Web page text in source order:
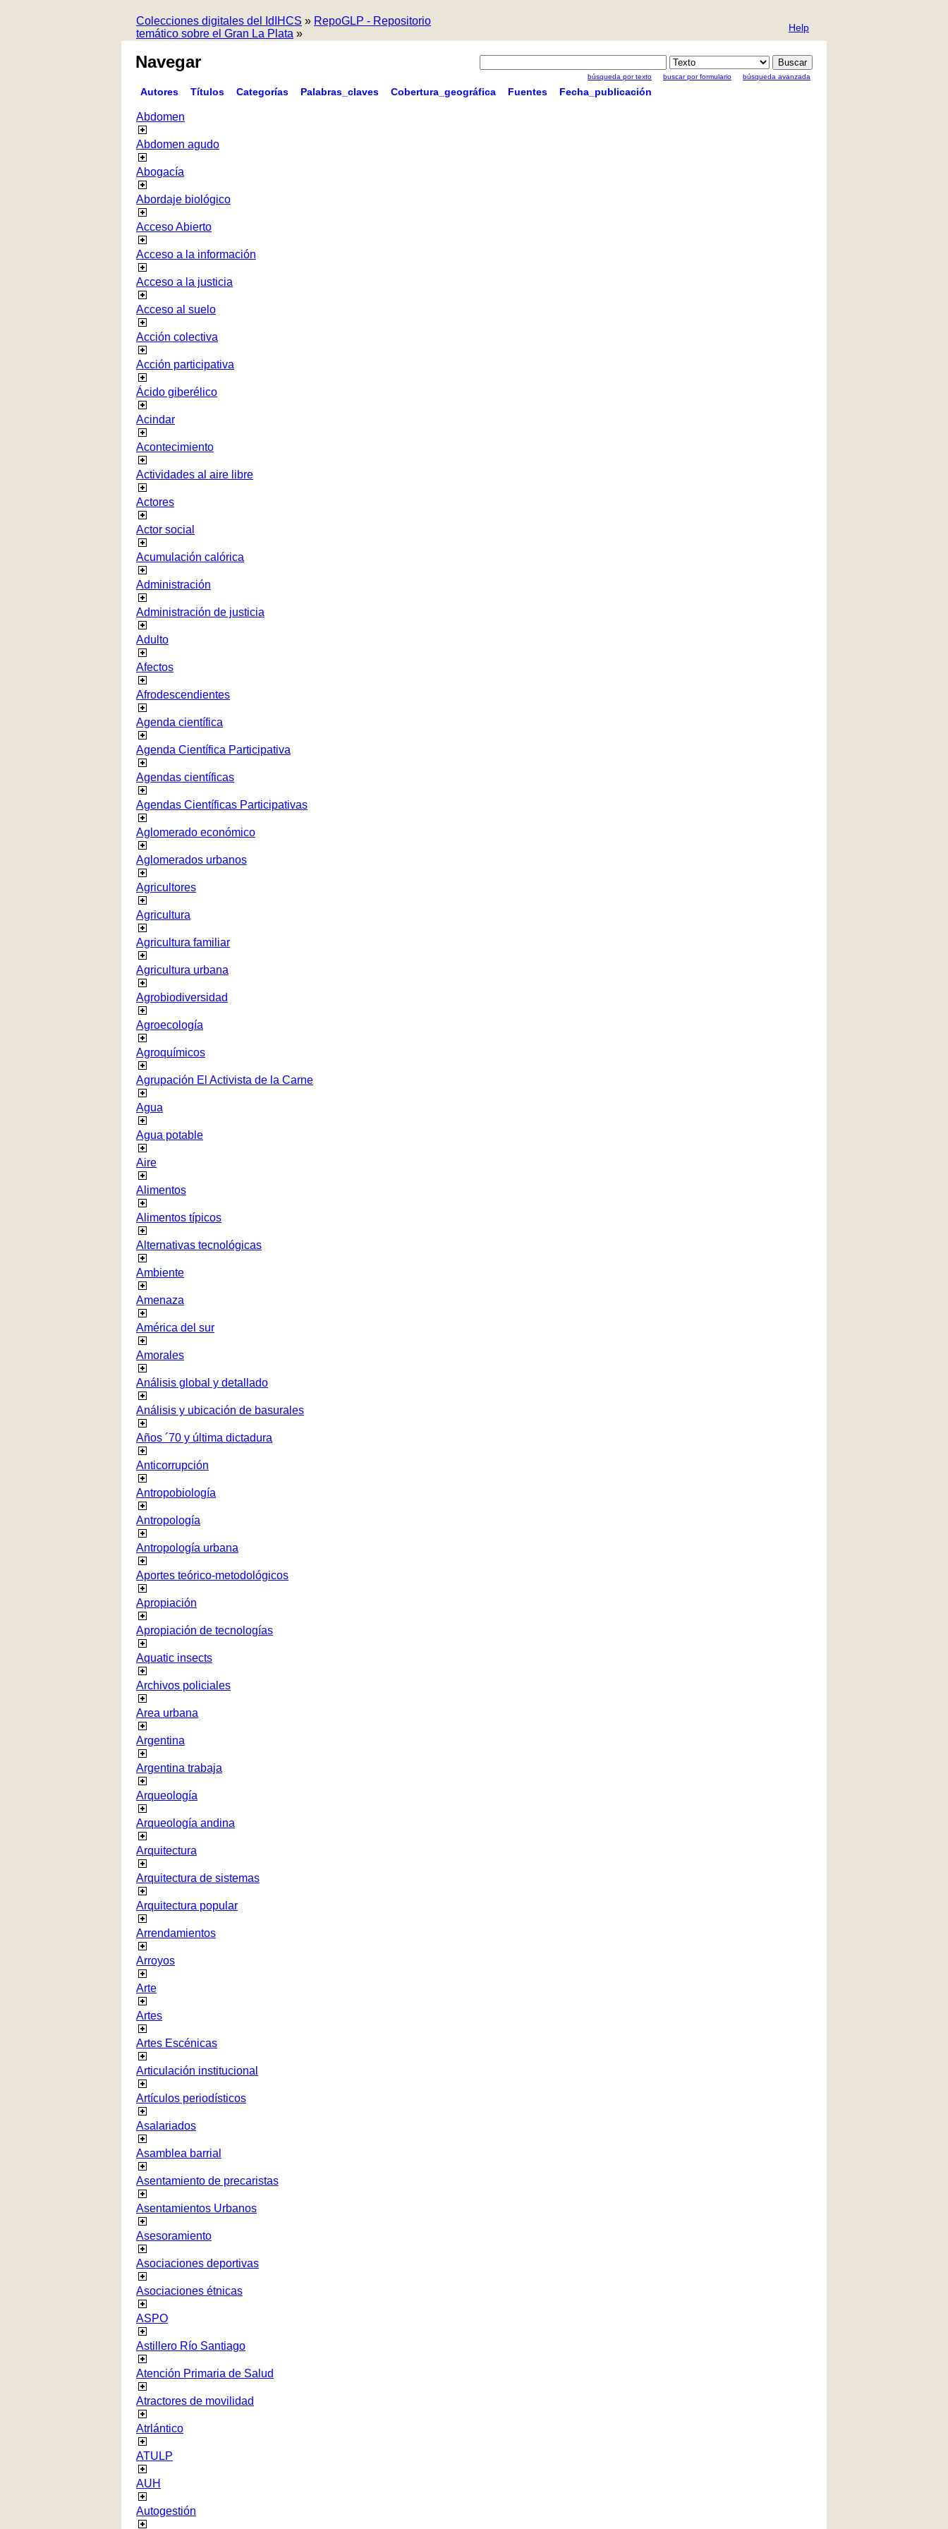
Colecciones digitales del IdIHCS » RepoGLP - Repositorio
temático sobre el Gran La Plata » Help
Navegar
búsqueda por texto buscar por formulario búsqueda avanzada
Autores Títulos Categorías Palabras_claves Cobertura_geográfica Fuentes Fecha_publicación
Abdomen
Abdomen agudo
Abogacía
Abordaje biológico
Acceso Abierto
Acceso a la información
Acceso a la justicia
Acceso al suelo
Acción colectiva
Acción participativa
Ácido giberélico
Acindar
Acontecimiento
Actividades al aire libre
Actores
Actor social
Acumulación calórica
Administración
Administración de justicia
Adulto
Afectos
Afrodescendientes
Agenda científica
Agenda Científica Participativa
Agendas científicas
Agendas Científicas Participativas
Aglomerado económico
Aglomerados urbanos
Agricultores
Agricultura
Agricultura familiar
Agricultura urbana
Agrobiodiversidad
Agroecología
Agroquímicos
Agrupación El Activista de la Carne
Agua
Agua potable
Aire
Alimentos
Alimentos típicos
Alternativas tecnológicas
Ambiente
Amenaza
América del sur
Amorales
Análisis global y detallado
Análisis y ubicación de basurales
Años ´70 y última dictadura
Anticorrupción
Antropobiología
Antropología
Antropología urbana
Aportes teórico-metodológicos
Apropiación
Apropiación de tecnologías
Aquatic insects
Archivos policiales
Area urbana
Argentina
Argentina trabaja
Arqueología
Arqueología andina
Arquitectura
Arquitectura de sistemas
Arquitectura popular
Arrendamientos
Arroyos
Arte
Artes
Artes Escénicas
Articulación institucional
Artículos periodísticos
Asalariados
Asamblea barrial
Asentamiento de precaristas
Asentamientos Urbanos
Asesoramiento
Asociaciones deportivas
Asociaciones étnicas
ASPO
Astillero Río Santiago
Atención Primaria de Salud
Atractores de movilidad
Atrlántico
ATULP
AUH
Autogestión